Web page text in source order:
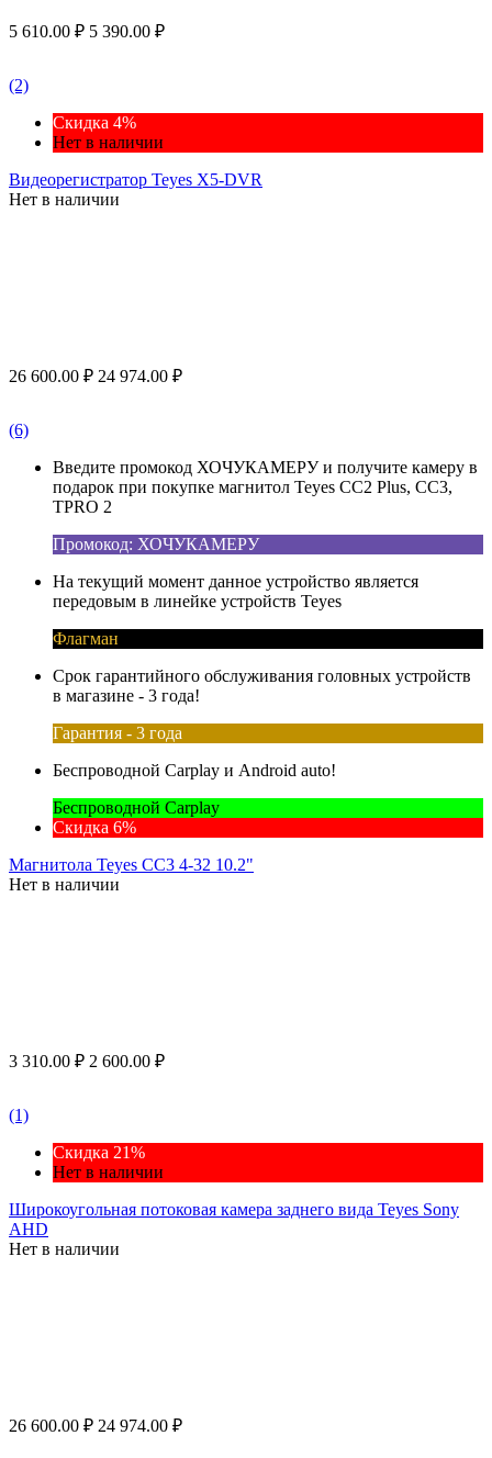
5 610.00 ₽ 5 390.00 ₽
(2)
Скидка 4%
Нет в наличии
Видеорегистратор Teyes X5-DVR
Нет в наличии
26 600.00 ₽ 24 974.00 ₽
(6)
Введите промокод ХОЧУКАМЕРУ и получите камеру в
подарок при покупке магнитол Teyes CC2 Plus, CC3,
TPRO 2
Промокод: ХОЧУКАМЕРУ
На текущий момент данное устройство является
передовым в линейке устройств Teyes
Флагман
Срок гарантийного обслуживания головных устройств
в магазине - 3 года!
Гарантия - 3 года
Беспроводной Carplay и Android auto!
Беспроводной Carplay
Скидка 6%
Магнитола Teyes CC3 4-32 10.2"
Нет в наличии
3 310.00 ₽ 2 600.00 ₽
(1)
Скидка 21%
Нет в наличии
Широкоугольная потоковая камера заднего вида Teyes Sony
AHD
Нет в наличии
26 600.00 ₽ 24 974.00 ₽